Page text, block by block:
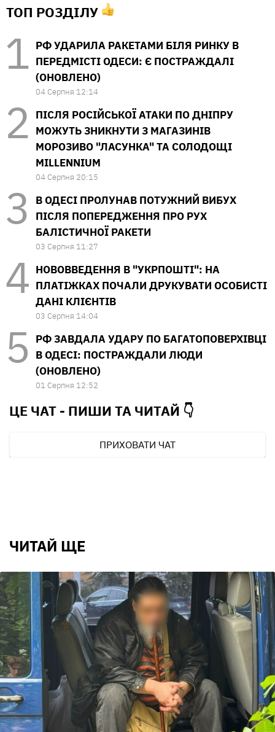
ТОП РОЗДІЛУ
РФ УДАРИЛА РАКЕТАМИ БІЛЯ РИНКУ В
ПЕРЕДМІСТІ ОДЕСИ: Є ПОСТРАЖДАЛІ
(ОНОВЛЕНО)
04 Серпня 12:14
ПІСЛЯ РОСІЙСЬКОЇ АТАКИ ПО ДНІПРУ
МОЖУТЬ ЗНИКНУТИ З МАГАЗИНІВ
МОРОЗИВО "ЛАСУНКА" ТА СОЛОДОЩІ
MILLENNIUM
04 Серпня 20:15
В ОДЕСІ ПРОЛУНАВ ПОТУЖНИЙ ВИБУХ
ПІСЛЯ ПОПЕРЕДЖЕННЯ ПРО РУХ
БАЛІСТИЧНОЇ РАКЕТИ
03 Серпня 11:27
НОВОВВЕДЕННЯ В "УКРПОШТІ": НА
ПЛАТІЖКАХ ПОЧАЛИ ДРУКУВАТИ ОСОБИСТІ
ДАНІ КЛІЄНТІВ
03 Серпня 14:04
РФ ЗАВДАЛА УДАРУ ПО БАГАТОПОВЕРХІВЦІ
В ОДЕСІ: ПОСТРАЖДАЛИ ЛЮДИ
(ОНОВЛЕНО)
01 Серпня 12:52
ЦЕ ЧАТ - ПИШИ ТА ЧИТАЙ 👇
ПРИХОВАТИ ЧАТ
ЧИТАЙ ЩЕ